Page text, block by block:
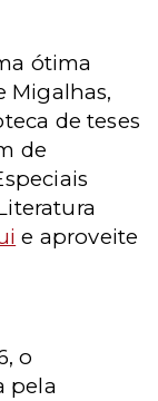
ótima
Migalhas,
de teses
de
e aproveite
o
pela